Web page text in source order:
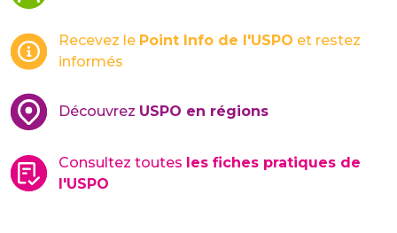
Recevez le Point Info de l'USPO et restez
informés
Découvrez USPO en régions
Consultez toutes les fiches pratiques de
l'USPO